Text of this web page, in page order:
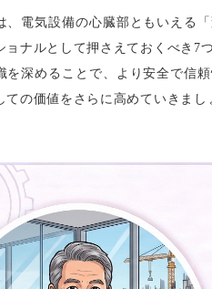
、電気設備の心臓部ともいえる
ョナルとして押さえておくべき 7
を深めることで、より安全で信
ての価値をさらに高めていきまし